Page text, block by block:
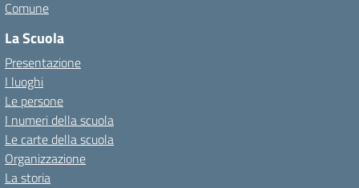
Comune
La Scuola
Presentazione
I luoghi
Le persone
I numeri della scuola
Le carte della scuola
Organizzazione
La storia